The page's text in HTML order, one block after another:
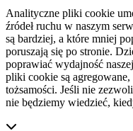
Analityczne pliki cookie
źródeł ruchu w naszym
są bardziej, a które mniej
poruszają się po stronie.
poprawiać wydajność
pliki cookie są
tożsamości. Jeśli nie
nie będziemy wiedzieć,